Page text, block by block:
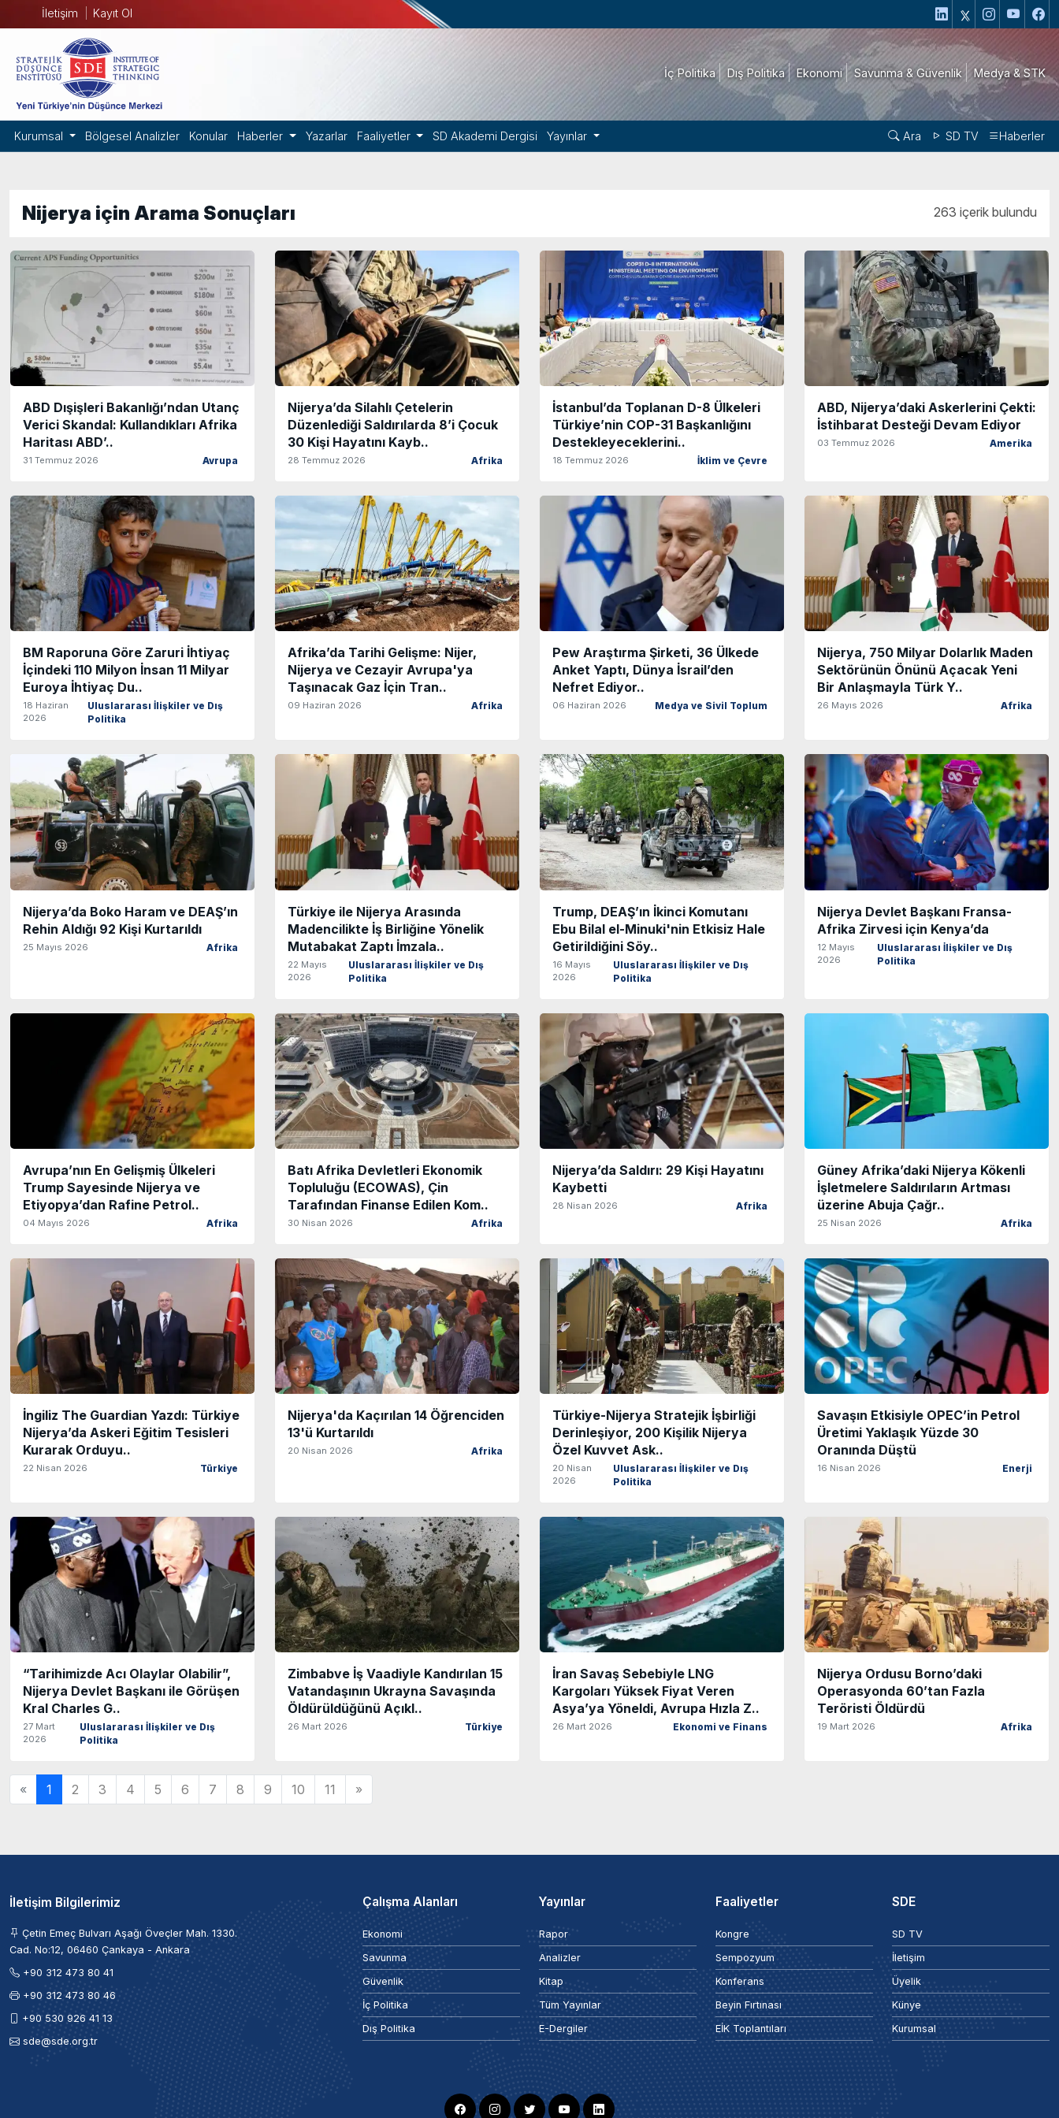
İletişim Kayıt Ol
İç Politika Dış Politika Ekonomi Savunma & Güvenlik Medya & STK
Kurumsal Bölgesel Analizler Konular Haberler Yazarlar Faaliyetler SD Akademi Dergisi Yayınlar Ara SD TV Haberler
Nijerya için Arama Sonuçları 263 içerik bulundu
ABD Dışişleri Bakanlığı’ndan Utanç
Verici Skandal: Kullandıkları Afrika
Haritası ABD’..
31 Temmuz 2026 Avrupa
Nijerya’da Silahlı Çetelerin
Düzenlediği Saldırılarda 8’i Çocuk
30 Kişi Hayatını Kayb..
28 Temmuz 2026 Afrika
İstanbul’da Toplanan D-8 Ülkeleri
Türkiye’nin COP-31 Başkanlığını
Destekleyeceklerini..
18 Temmuz 2026 İklim ve Çevre
ABD, Nijerya’daki Askerlerini Çekti:
İstihbarat Desteği Devam Ediyor
03 Temmuz 2026 Amerika
BM Raporuna Göre Zaruri İhtiyaç
İçindeki 110 Milyon İnsan 11 Milyar
Euroya İhtiyaç Du..
18 Haziran
2026
Uluslararası İlişkiler ve Dış
Politika
Afrika’da Tarihi Gelişme: Nijer,
Nijerya ve Cezayir Avrupa'ya
Taşınacak Gaz İçin Tran..
09 Haziran 2026 Afrika
Pew Araştırma Şirketi, 36 Ülkede
Anket Yaptı, Dünya İsrail’den
Nefret Ediyor..
06 Haziran 2026 Medya ve Sivil Toplum
Nijerya, 750 Milyar Dolarlık Maden
Sektörünün Önünü Açacak Yeni
Bir Anlaşmayla Türk Y..
26 Mayıs 2026 Afrika
Nijerya’da Boko Haram ve DEAŞ’ın
Rehin Aldığı 92 Kişi Kurtarıldı
25 Mayıs 2026 Afrika
Türkiye ile Nijerya Arasında
Madencilikte İş Birliğine Yönelik
Mutabakat Zaptı İmzala..
22 Mayıs
2026
Uluslararası İlişkiler ve Dış
Politika
Trump, DEAŞ’ın İkinci Komutanı
Ebu Bilal el-Minuki'nin Etkisiz Hale
Getirildiğini Söy..
16 Mayıs
2026
Uluslararası İlişkiler ve Dış
Politika
Nijerya Devlet Başkanı Fransa-
Afrika Zirvesi için Kenya’da
12 Mayıs
2026
Uluslararası İlişkiler ve Dış
Politika
Avrupa’nın En Gelişmiş Ülkeleri
Trump Sayesinde Nijerya ve
Etiyopya’dan Rafine Petrol..
04 Mayıs 2026 Afrika
Batı Afrika Devletleri Ekonomik
Topluluğu (ECOWAS), Çin
Tarafından Finanse Edilen Kom..
30 Nisan 2026 Afrika
Nijerya’da Saldırı: 29 Kişi Hayatını
Kaybetti
28 Nisan 2026 Afrika
Güney Afrika’daki Nijerya Kökenli
İşletmelere Saldırıların Artması
üzerine Abuja Çağr..
25 Nisan 2026 Afrika
İngiliz The Guardian Yazdı: Türkiye
Nijerya’da Askeri Eğitim Tesisleri
Kurarak Orduyu..
22 Nisan 2026 Türkiye
Nijerya'da Kaçırılan 14 Öğrenciden
13'ü Kurtarıldı
20 Nisan 2026 Afrika
Türkiye-Nijerya Stratejik İşbirliği
Derinleşiyor, 200 Kişilik Nijerya
Özel Kuvvet Ask..
20 Nisan
2026
Uluslararası İlişkiler ve Dış
Politika
Savaşın Etkisiyle OPEC’in Petrol
Üretimi Yaklaşık Yüzde 30
Oranında Düştü
16 Nisan 2026 Enerji
“Tarihimizde Acı Olaylar Olabilir”,
Nijerya Devlet Başkanı ile Görüşen
Kral Charles G..
27 Mart
2026
Uluslararası İlişkiler ve Dış
Politika
Zimbabve İş Vaadiyle Kandırılan 15
Vatandaşının Ukrayna Savaşında
Öldürüldüğünü Açıkl..
26 Mart 2026 Türkiye
İran Savaş Sebebiyle LNG
Kargoları Yüksek Fiyat Veren
Asya’ya Yöneldi, Avrupa Hızla Z..
26 Mart 2026 Ekonomi ve Finans
Nijerya Ordusu Borno’daki
Operasyonda 60’tan Fazla
Teröristi Öldürdü
19 Mart 2026 Afrika
« 1 2 3 4 5 6 7 8 9 10 11 »
İletişim Bilgilerimiz
Çetin Emeç Bulvarı Aşağı Öveçler Mah. 1330.
Cad. No:12, 06460 Çankaya - Ankara
+90 312 473 80 41
+90 312 473 80 46
+90 530 926 41 13
sde@sde.org.tr
Çalışma Alanları
Ekonomi
Savunma
Güvenlik
İç Politika
Dış Politika
Yayınlar
Rapor
Analizler
Kitap
Tüm Yayınlar
E-Dergiler
Faaliyetler
Kongre
Sempozyum
Konferans
Beyin Fırtınası
EİK Toplantıları
SDE
SD TV
İletişim
Üyelik
Künye
Kurumsal